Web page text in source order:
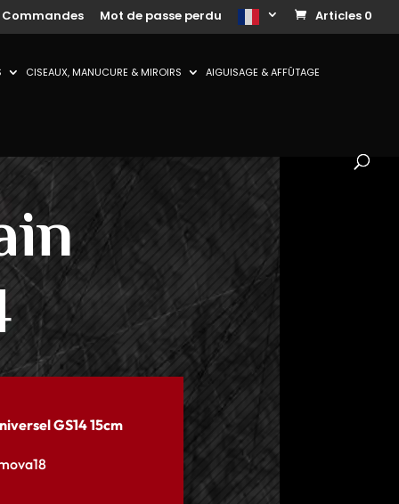
Commandes Mot de passe perdu Articles 0
CISEAUX, MANUCURE & MIROIRS AIGUISAGE & AFFÛTAGE
GS14 15cm